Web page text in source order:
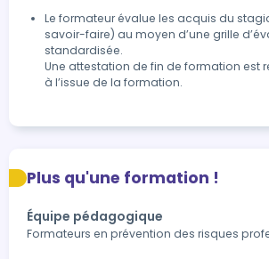
Le formateur évalue les acquis du
savoir-faire) au moyen d’une grille
standardisée.
Une attestation de fin de formation est
à l’issue de la formation.
Plus qu'une formation !
Équipe pédagogique
Formateurs en prévention des risques